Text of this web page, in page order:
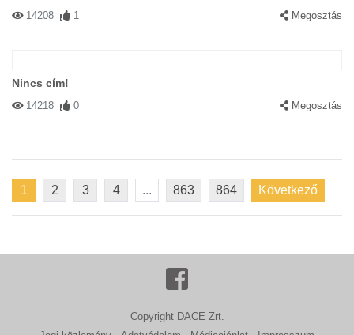
14208 1 Megosztás
Nincs cím!
14218 0 Megosztás
1 2 3 4 ... 863 864 Következő
Copyright DACE Zrt.